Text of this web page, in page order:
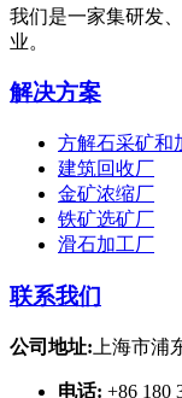
我们是一家集研发
业。
解决方案
方解石采矿和
建筑回收厂
金矿浓缩厂
铁矿选矿厂
滑石加工厂
联系我们
公司地址: 上海市浦
电话: +86 180